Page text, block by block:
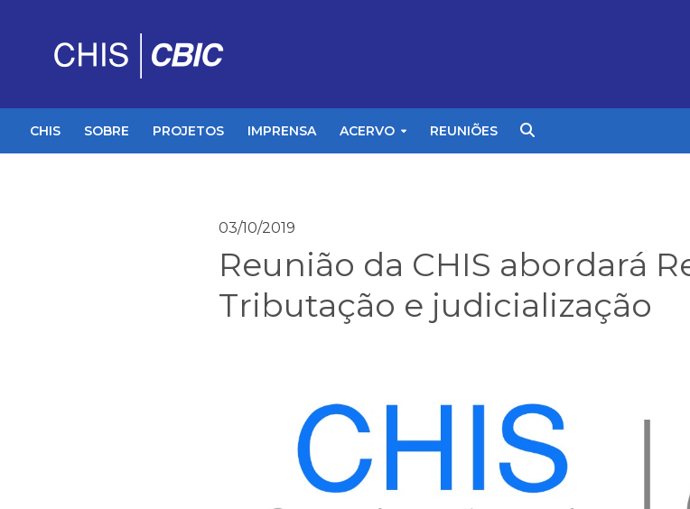
CHIS SOBRE PROJETOS IMPRENSA ACERVO REUNIÕES
03/10/2019
Reunião da CHIS abordará
Tributação e judicialização